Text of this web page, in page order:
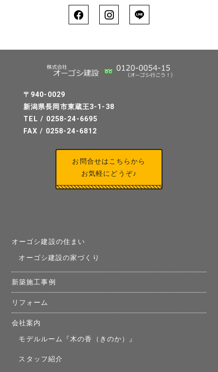
〒940-0029
新潟県長岡市東蔵王3-1-38
TEL / 0258-24-6695
FAX / 0258-24-6812
お問合せはこちらから
お気軽にどうぞ♪
オーゴシ建設の住まい
オーゴシ建設の家づくり
新築施工事例
リフォーム
会社案内
モデルルーム『木の香（きのか）』
スタッフ紹介